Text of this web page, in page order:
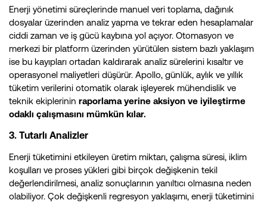
Enerji yönetimi süreçlerinde manuel veri toplama, dağınık
dosyalar üzerinden analiz yapma ve tekrar eden hesaplamalar
ciddi zaman ve iş gücü kaybına yol açıyor. Otomasyon ve
merkezi bir platform üzerinden yürütülen sistem bazlı yaklaşım
ise bu kayıpları ortadan kaldırarak analiz sürelerini kısaltır ve
operasyonel maliyetleri düşürür. Apollo, günlük, aylık ve yıllık
tüketim verilerini otomatik olarak işleyerek mühendislik ve
teknik ekiplerinin raporlama yerine aksiyon ve iyileştirme
odaklı çalışmasını mümkün kılar.
3. Tutarlı Analizler
Enerji tüketimini etkileyen üretim miktarı, çalışma süresi, iklim
koşulları ve proses yükleri gibi birçok değişkenin tekil
değerlendirilmesi, analiz sonuçlarının yanıltıcı olmasına neden
olabiliyor. Çok değişkenli regresyon yaklaşımı, enerji tüketimini